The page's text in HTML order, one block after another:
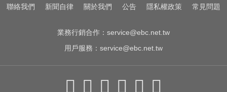
俄軍空襲烏克蘭首都基輔及周邊區
聯絡我們 新聞自律 關於我們 公告 隱私權政策 常見問題
業務行銷合作： service@ebc.net.tw
用戶服務： service@ebc.net.tw